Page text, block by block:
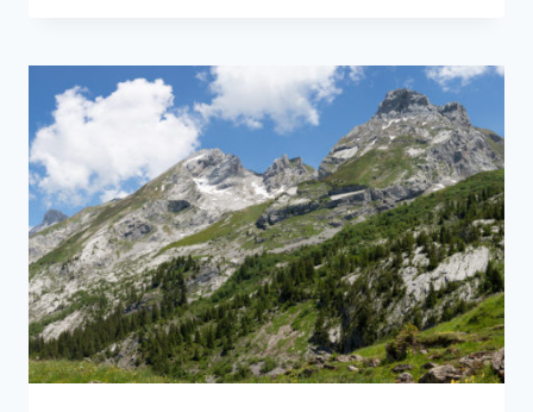
–
PANORAMIQUE
DANS
LES
HAUTES-
ALPES